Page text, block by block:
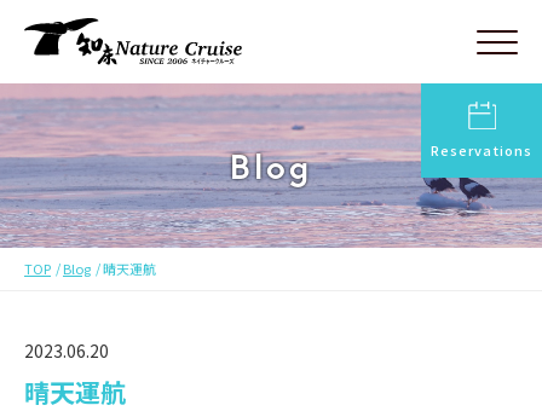
Reservations
Blog
TOP Blog 晴天運航
2023.06.20
晴天運航